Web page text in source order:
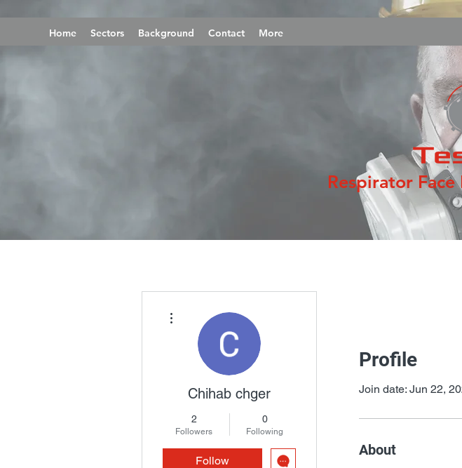
Home Sectors Background Contact More
Respirator Face
Profile
Join date: Jun 22,
About
Chihab chger
2
Followers
0
Following
Follow